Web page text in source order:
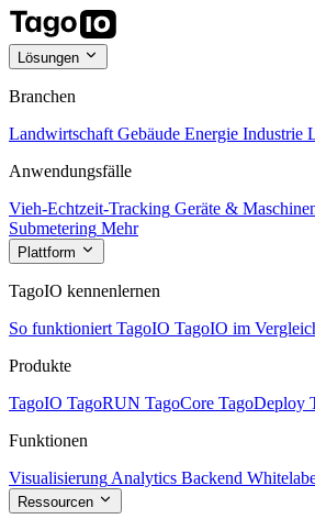
Lösungen
Branchen
Landwirtschaft Gebäude Energie Industrie
Anwendungsfälle
Vieh-Echtzeit-Tracking Geräte &
Submetering Mehr
Plattform
TagoIO kennenlernen
So funktioniert TagoIO TagoIO im
Produkte
TagoIO TagoRUN TagoCore TagoDeploy
Funktionen
Visualisierung Analytics Backend
Ressourcen